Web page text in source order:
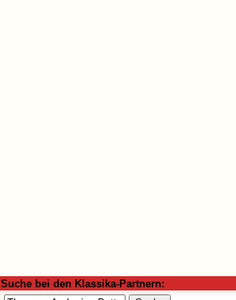
Suche bei den Klassika-Partnern: